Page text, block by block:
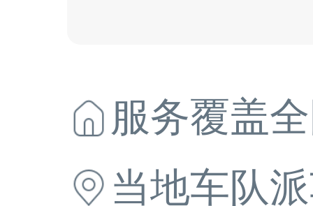
服务覆盖
当地车队